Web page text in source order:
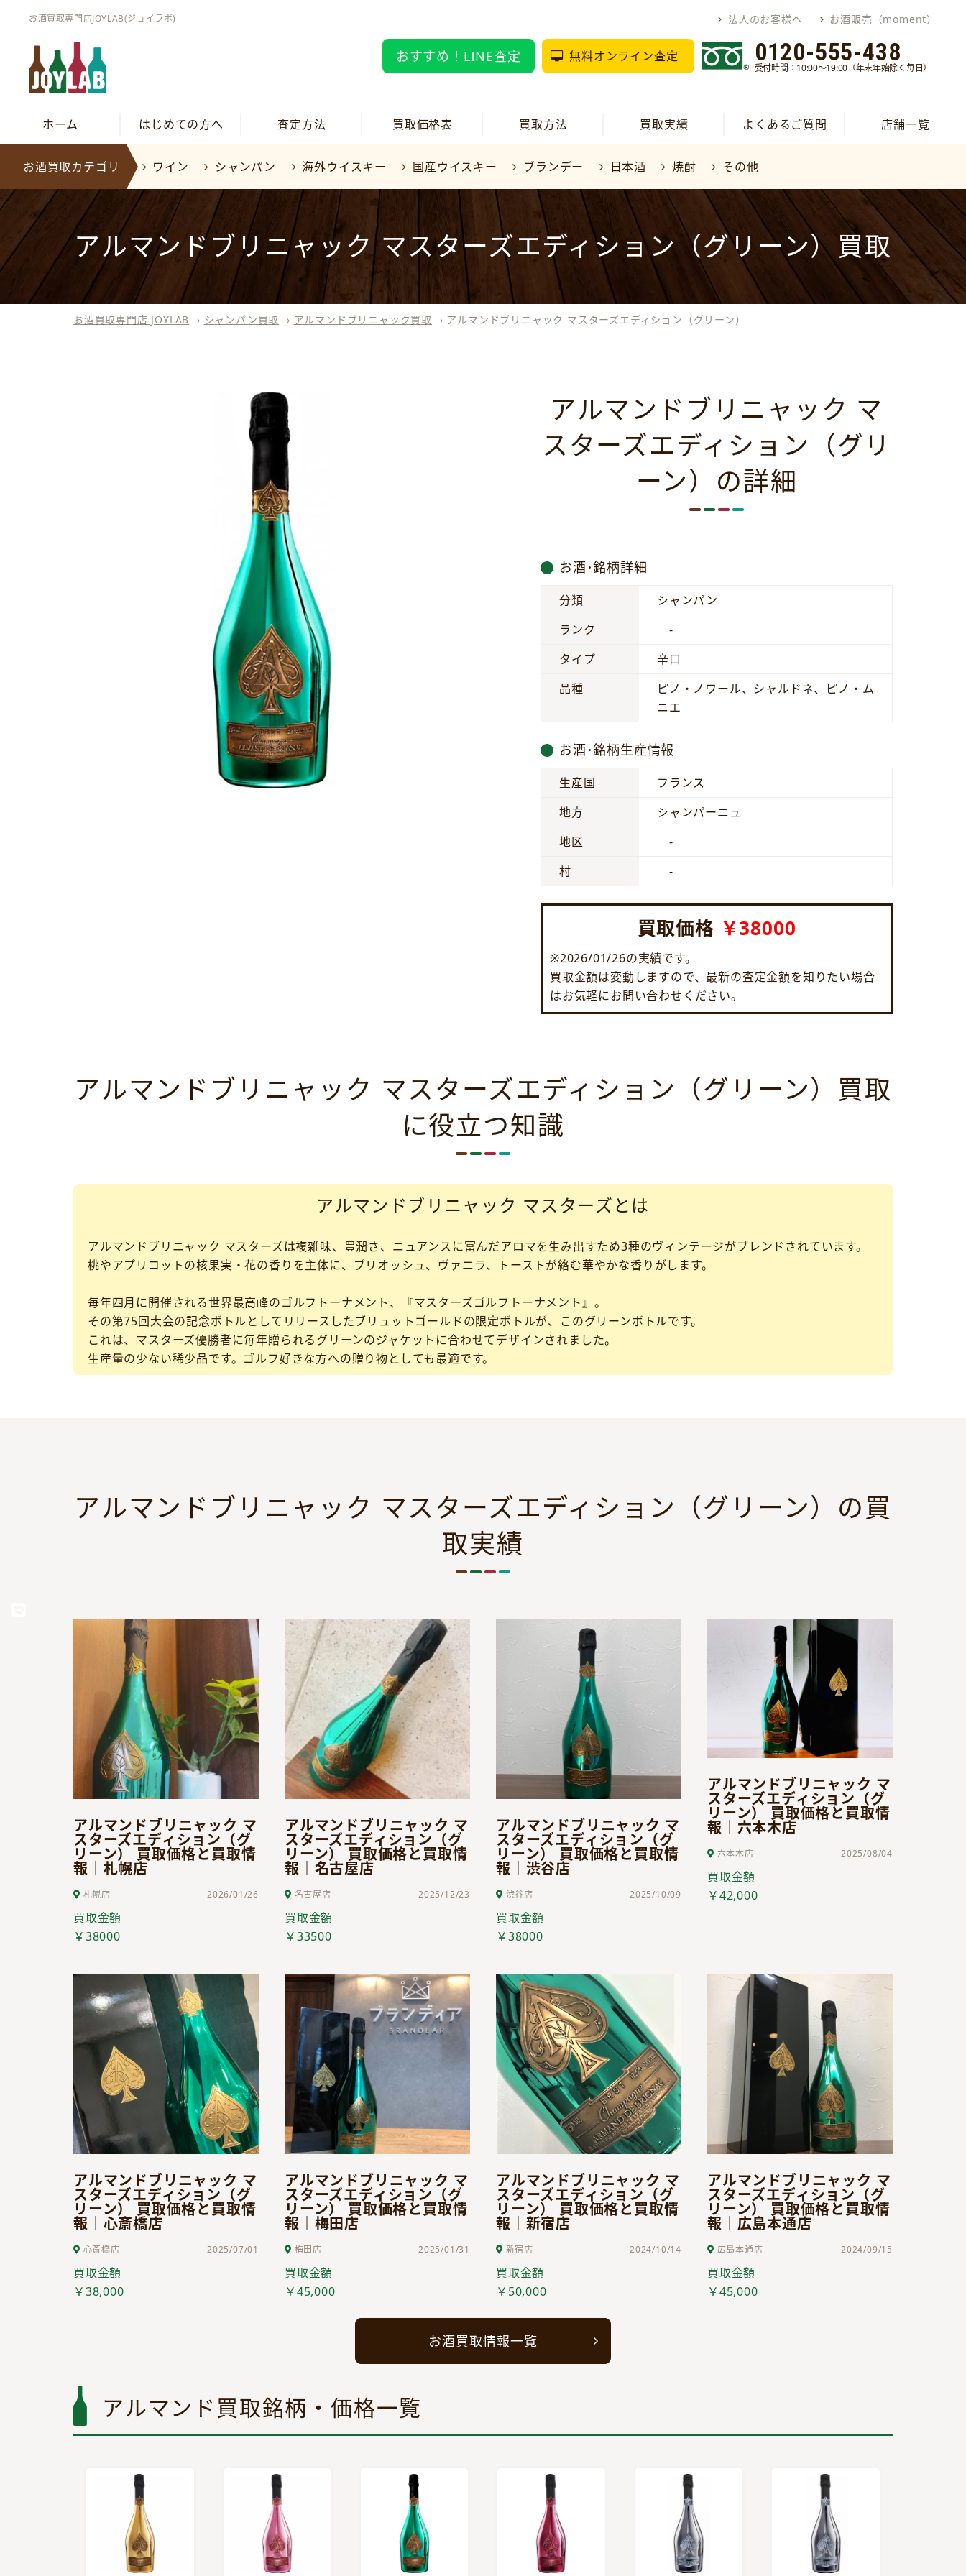
お酒買取専門店JOYLAB(ジョイラボ) 法人のお客様へ お酒販売（moment）
おすすめ！LINE査定 無料オンライン査定 0120-555-438
受付時間：10:00～19:00（年末年始除く毎日）
ホーム はじめての方へ 査定方法 買取価格表 買取方法 買取実績 よくあるご質問 店舗一覧
お酒買取カテゴリ ワイン シャンパン 海外ウイスキー 国産ウイスキー ブランデー 日本酒 焼酎 その他
アルマンドブリニャック マスターズエディション（グリーン）買取
お酒買取専門店 JOYLAB › シャンパン買取 › アルマンドブリニャック買取 › アルマンドブリニャック マスターズエディション（グリーン）
アルマンドブリニャック マ
スターズエディション（グリ
ーン）の詳細
お酒･銘柄詳細
分類
シャンパン
ランク
-
タイプ
辛口
品種
ピノ・ノワール、シャルドネ、ピノ・ム
ニエ
お酒･銘柄生産情報
生産国
フランス
地方
シャンパーニュ
地区
-
村
-
買取価格 ￥38000
※2026/01/26の実績です。
買取金額は変動しますので、最新の査定金額を知りたい場合
はお気軽にお問い合わせください。
アルマンドブリニャック マスターズエディション（グリーン）買取
に役立つ知識
アルマンドブリニャック マスターズとは
アルマンドブリニャック マスターズは複雑味、豊潤さ、ニュアンスに富んだアロマを生み出すため3種のヴィンテージがブレンドされています。
桃やアプリコットの核果実・花の香りを主体に、ブリオッシュ、ヴァニラ、トーストが絡む華やかな香りがします。
毎年四月に開催される世界最高峰のゴルフトーナメント、『マスターズゴルフトーナメント』。
その第75回大会の記念ボトルとしてリリースしたブリュットゴールドの限定ボトルが、このグリーンボトルです。
これは、マスターズ優勝者に毎年贈られるグリーンのジャケットに合わせてデザインされました。
生産量の少ない稀少品です。ゴルフ好きな方への贈り物としても最適です。
アルマンドブリニャック マスターズエディション（グリーン）の買
取実績
アルマンドブリニャック マ
スターズエディション（グ
リーン） 買取価格と買取情
報｜札幌店
札幌店 2026/01/26
買取金額
￥38000
アルマンドブリニャック マ
スターズエディション（グ
リーン） 買取価格と買取情
報｜名古屋店
名古屋店 2025/12/23
買取金額
￥33500
アルマンドブリニャック マ
スターズエディション（グ
リーン） 買取価格と買取情
報｜渋谷店
渋谷店 2025/10/09
買取金額
￥38000
アルマンドブリニャック マ
スターズエディション（グ
リーン） 買取価格と買取情
報｜六本木店
六本木店 2025/08/04
買取金額
￥42,000
アルマンドブリニャック マ
スターズエディション（グ
リーン） 買取価格と買取情
報｜心斎橋店
心斎橋店 2025/07/01
買取金額
￥38,000
アルマンドブリニャック マ
スターズエディション（グ
リーン） 買取価格と買取情
報｜梅田店
梅田店 2025/01/31
買取金額
￥45,000
アルマンドブリニャック マ
スターズエディション（グ
リーン） 買取価格と買取情
報｜新宿店
新宿店 2024/10/14
買取金額
￥50,000
アルマンドブリニャック マ
スターズエディション（グ
リーン） 買取価格と買取情
報｜広島本通店
広島本通店 2024/09/15
買取金額
￥45,000
お酒買取情報一覧
アルマンド買取銘柄・価格一覧